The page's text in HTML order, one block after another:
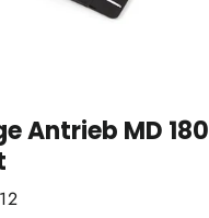
Antrieb MD 180